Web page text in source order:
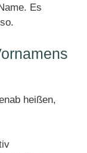
Es
heißen,